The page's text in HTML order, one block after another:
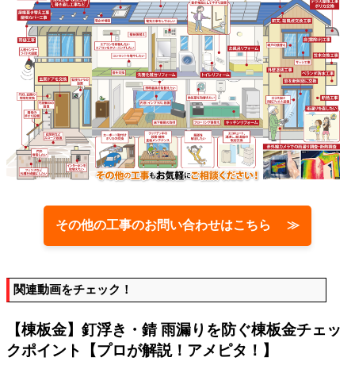
その他の工事のお問い合わせはこちら ≫
関連動画をチェック！
【棟板金】釘浮き・錆 雨漏りを防ぐ棟板金チェッ
クポイント【プロが解説！アメピタ！】